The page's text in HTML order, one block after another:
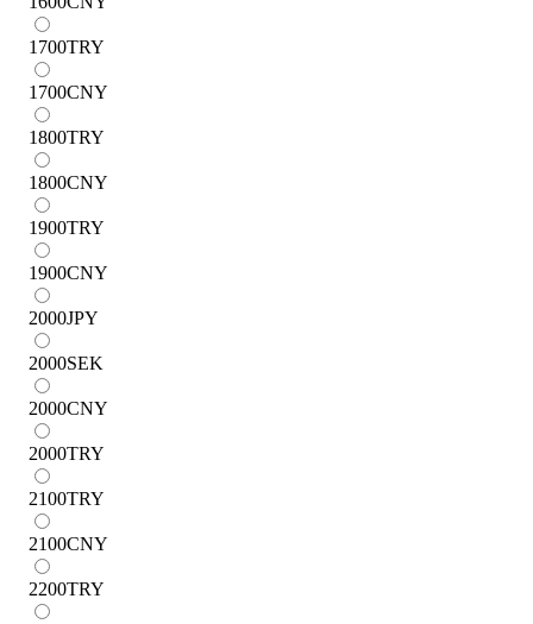
1700TRY
1700CNY
1800TRY
1800CNY
1900TRY
1900CNY
2000JPY
2000SEK
2000CNY
2000TRY
2100TRY
2100CNY
2200TRY